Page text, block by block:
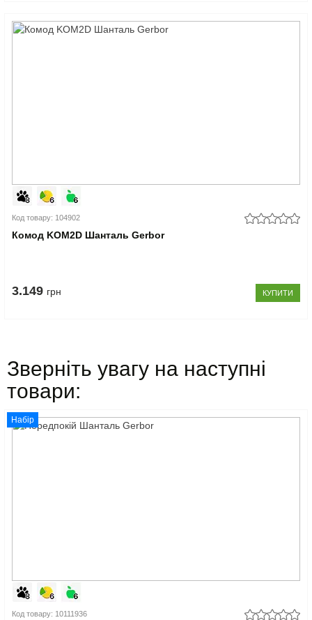
Код товару: 104902
Комод KOM2D Шанталь Gerbor
3.149 грн КУПИТИ
Зверніть увагу на наступні
товари:
Набір
Код товару: 10111936